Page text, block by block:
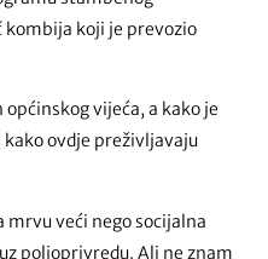
kombija koji je prevozio
općinskog vijeća, a kako je
ovdje preživljavaju
mrvu veći nego socijalna
poljoprivredu. Ali ne znam